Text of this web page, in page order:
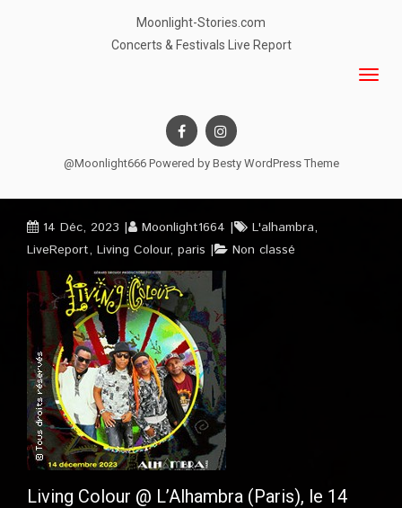
Moonlight-Stories.com
Concerts & Festivals Live Report
@Moonlight666 Powered by Besty WordPress Theme
14 Déc, 2023 Moonlight1664 L'alhambra,
LiveReport, Living Colour, paris Non classé
Living Colour @ L’Alhambra (Paris), le 14